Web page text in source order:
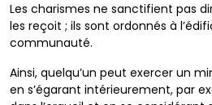
Les charismes ne sanctifient pas
les reçoit ; ils sont ordonnés à
communauté.
Ainsi, quelqu’un peut exercer un
en s’égarant intérieurement, par